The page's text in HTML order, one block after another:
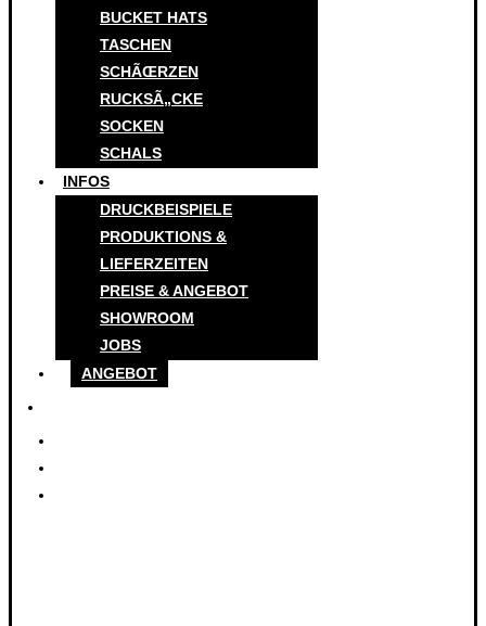
BUCKET HATS
TASCHEN
SCHÃŒRZEN
RUCKSÃ„CKE
SOCKEN
SCHALS
INFOS
DRUCKBEISPIELE
PRODUKTIONS &
LIEFERZEITEN
PREISE & ANGEBOT
SHOWROOM
JOBS
ANGEBOT